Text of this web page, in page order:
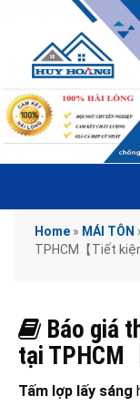
Home » MÁI TÔN
TPHCM【Tiết
Báo giá
tại TPHCM
Tấm lợp lấy sáng